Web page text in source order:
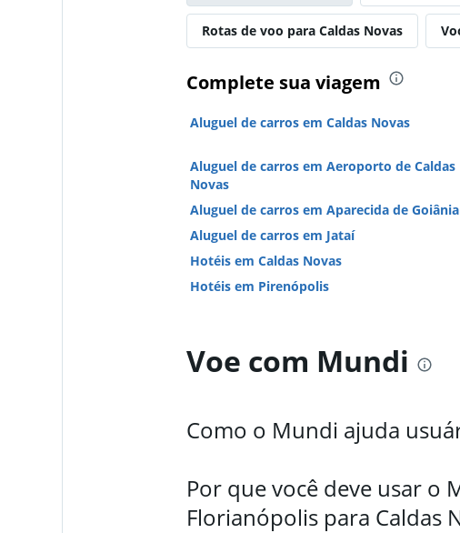
Rotas de voo para Caldas Novas
Complete sua viagem
Aluguel de carros em Caldas Novas
Aluguel de carros em Aeroporto de Caldas
Novas
Aluguel de carros em Aparecida de Goiânia
Aluguel de carros em Jataí
Hotéis em Caldas Novas
Hotéis em Pirenópolis
Voe com Mundi
Como o Mundi ajuda
Por que você deve usar o
Florianópolis para Caldas